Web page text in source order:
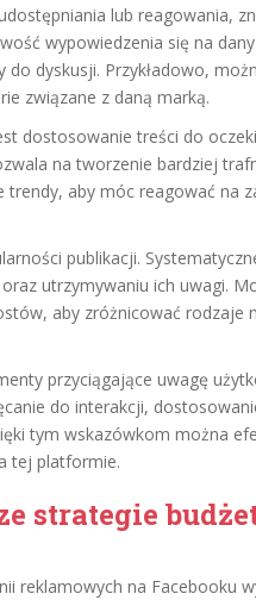
lub reagowania,
wypowiedzenia się na
do dyskusji. Przykładowo,
związane z daną marką.
dostosowanie treści do
na tworzenie bardziej
trendy, aby móc reagować na
publikacji.
utrzymywaniu ich uwagi.
aby zróżnicować rodzaje
przyciągające uwagę
do interakcji,
tym wskazówkom można
tej platformie.
strategie
reklamowych na Facebooku